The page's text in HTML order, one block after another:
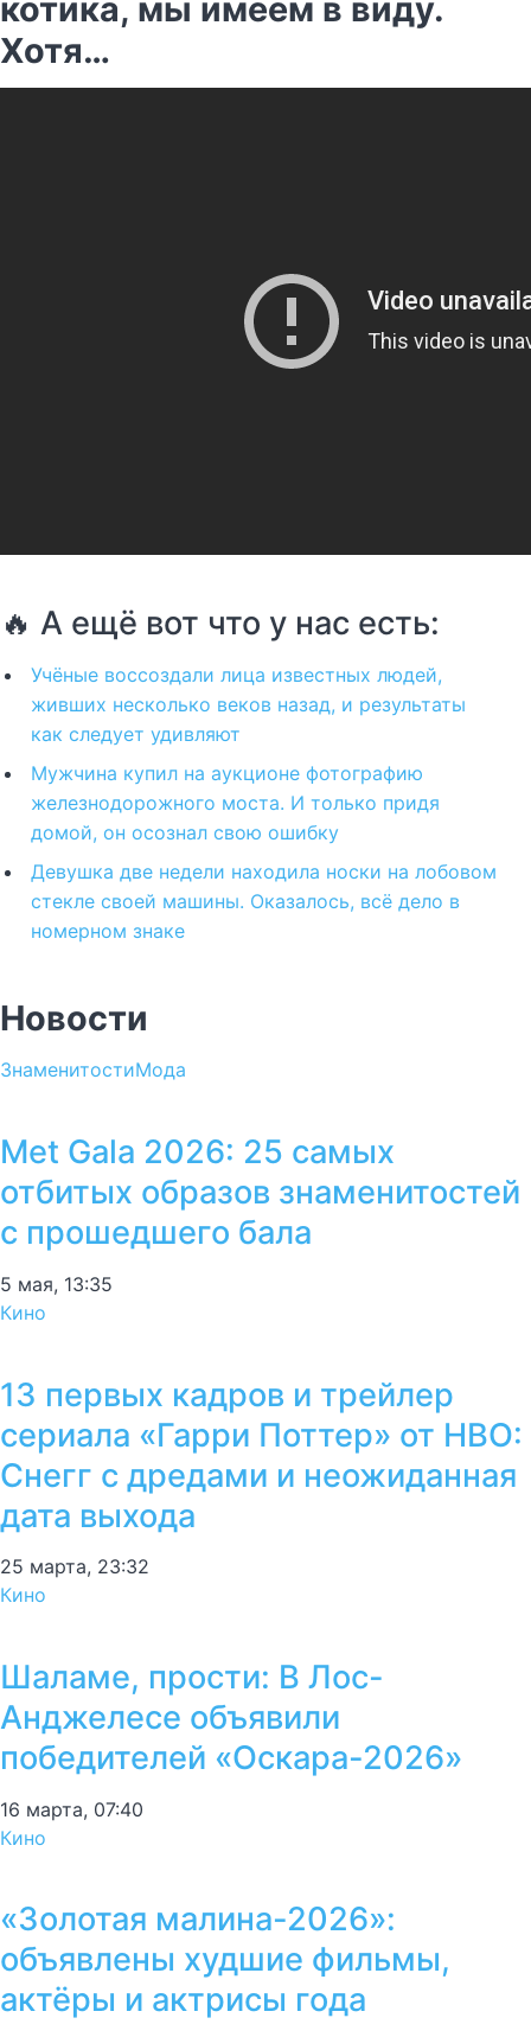
котика, мы имеем в виду.
Хотя…
🔥 А ещё вот что у нас есть:
Учёные воссоздали лица известных людей,
живших несколько веков назад, и результаты
как следует удивляют
Мужчина купил на аукционе фотографию
железнодорожного моста. И только придя
домой, он осознал свою ошибку
Девушка две недели находила носки на лобовом
стекле своей машины. Оказалось, всё дело в
номерном знаке
Новости
ЗнаменитостиМода
Met Gala 2026: 25 самых
отбитых образов знаменитостей
с прошедшего бала
5 мая, 13:35
Кино
13 первых кадров и трейлер
сериала «Гарри Поттер» от HBO:
Снегг с дредами и неожиданная
дата выхода
25 марта, 23:32
Кино
Шаламе, прости: В Лос-
Анджелесе объявили
победителей «Оскара-2026»
16 марта, 07:40
Кино
«Золотая малина-2026»:
объявлены худшие фильмы,
актёры и актрисы года